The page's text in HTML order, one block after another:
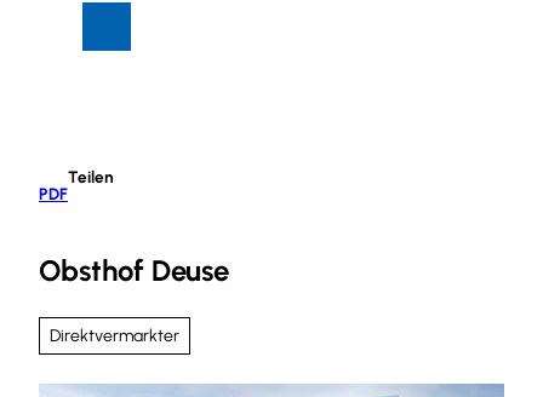
PDF
Teilen
Obsthof Deuse
Direktvermarkter